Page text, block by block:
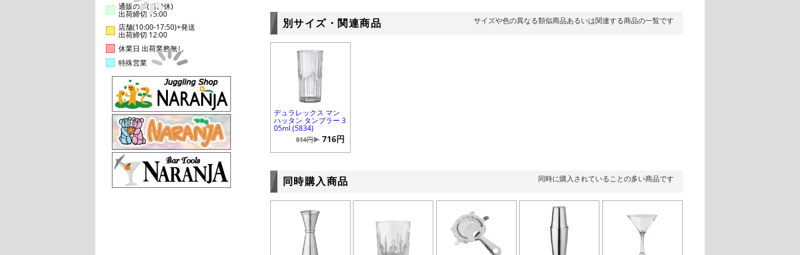
通販のみ(店舗休)
出荷締切 15:00
店舗(10:00-17:50)+発送
出荷締切 12:00
休業日 出荷業務無し
特殊営業
別サイズ・関連商品 サイズや色の異なる類似商品あるいは関連する商品の一覧です
デュラレックス マン
ハッタン タンブラー 3
05ml (5834)
814円▶ 716円
同時購入商品 同時に購入されていることの多い商品です